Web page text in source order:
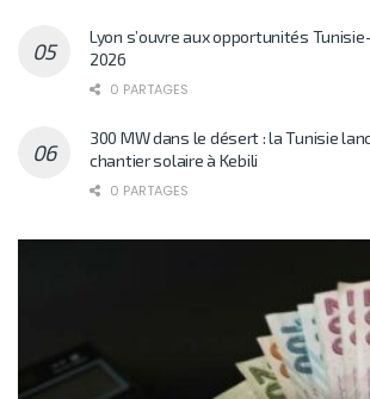
Lyon s’ouvre aux opportunités
2026
0 PARTAGES
300 MW dans le désert : la Tunisie
chantier solaire à Kebili
0 PARTAGES